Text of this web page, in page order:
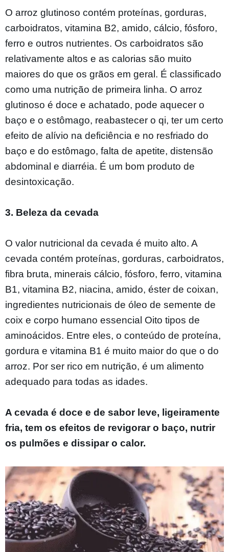
O arroz glutinoso contém proteínas, gorduras,
carboidratos, vitamina B2, amido, cálcio, fósforo,
ferro e outros nutrientes. Os carboidratos são
relativamente altos e as calorias são muito
maiores do que os grãos em geral. É classificado
como uma nutrição de primeira linha. O arroz
glutinoso é doce e achatado, pode aquecer o
baço e o estômago, reabastecer o qi, ter um certo
efeito de alívio na deficiência e no resfriado do
baço e do estômago, falta de apetite, distensão
abdominal e diarréia. É um bom produto de
desintoxicação.
3. Beleza da cevada
O valor nutricional da cevada é muito alto. A
cevada contém proteínas, gorduras, carboidratos,
fibra bruta, minerais cálcio, fósforo, ferro, vitamina
B1, vitamina B2, niacina, amido, éster de coixan,
ingredientes nutricionais de óleo de semente de
coix e corpo humano essencial Oito tipos de
aminoácidos. Entre eles, o conteúdo de proteína,
gordura e vitamina B1 é muito maior do que o do
arroz. Por ser rico em nutrição, é um alimento
adequado para todas as idades.
A cevada é doce e de sabor leve, ligeiramente
fria, tem os efeitos de revigorar o baço, nutrir
os pulmões e dissipar o calor.